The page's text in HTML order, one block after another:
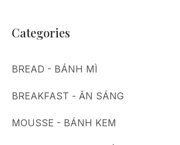
Categories
BREAD - BÁNH MÌ
BREAKFAST - ĂN SÁNG
MOUSSE - BÁNH KEM